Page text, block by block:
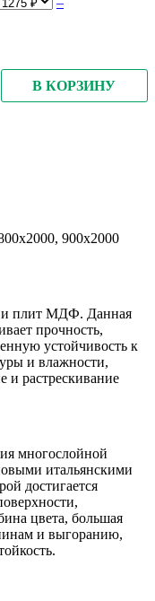
В КОРЗИНУ
900x2000
и плит МДФ. Данная
прочность,
устойчивость к
и влажности,
и растрескивание
многослойной
итальянскими
достигается
цвета, большая
и выгоранию,